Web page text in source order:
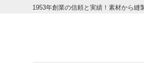
1953年創業の信頼と実績！素材から